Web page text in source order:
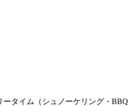
タイム（シュノーケリング・BBQ